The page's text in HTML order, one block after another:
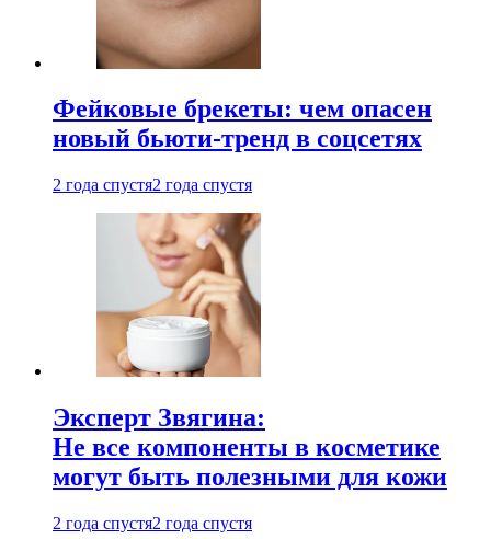
Фейковые брекеты: чем опасен
новый бьюти-тренд в соцсетях
2 года спустя2 года спустя
Эксперт Звягина:
Не все компоненты в косметике
могут быть полезными для кожи
2 года спустя2 года спустя